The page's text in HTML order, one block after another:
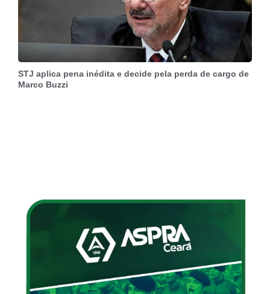
STJ aplica pena inédita e decide pela perda de cargo de
Marco Buzzi